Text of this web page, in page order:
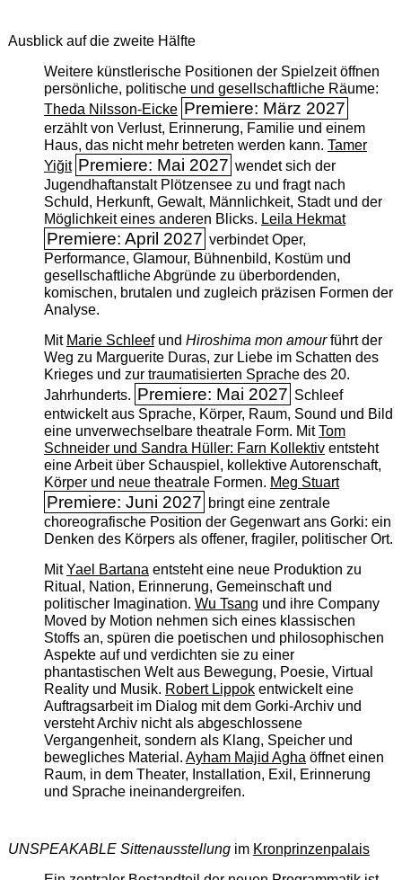
Ausblick auf die zweite Hälfte
Weitere künstlerische Positionen der Spielzeit öffnen
persönliche, politische und gesellschaftliche Räume:
Theda Nilsson-Eicke Premiere: März 2027
erzählt von Verlust, Erinnerung, Familie und einem
Haus, das nicht mehr betreten werden kann. Tamer
Yiğit Premiere: Mai 2027 wendet sich der
Jugendhaftanstalt Plötzensee zu und fragt nach
Schuld, Herkunft, Gewalt, Männlichkeit, Stadt und der
Möglichkeit eines anderen Blicks. Leila Hekmat
Premiere: April 2027 verbindet Oper,
Performance, Glamour, Bühnenbild, Kostüm und
gesellschaftliche Abgründe zu überbordenden,
komischen, brutalen und zugleich präzisen Formen der
Analyse.
Mit Marie Schleefund Hiroshima mon amourführt der
Weg zu Marguerite Duras, zur Liebe im Schatten des
Krieges und zur traumatisierten Sprache des 20.
Jahrhunderts. Premiere: Mai 2027 Schleef
entwickelt aus Sprache, Körper, Raum, Sound und Bild
eine unverwechselbare theatrale Form. MitTom
Schneider und Sandra Hüller: Farn Kollektiventsteht
eine Arbeit über Schauspiel, kollektive Autorenschaft,
Körper und neue theatrale Formen. Meg Stuart
Premiere: Juni 2027 bringt eine zentrale
choreografische Position der Gegenwart ans Gorki: ein
Denken des Körpers als offener, fragiler, politischer Ort.
MitYael Bartanaentsteht eine neue Produktion zu
Ritual, Nation, Erinnerung, Gemeinschaft und
politischer Imagination. Wu Tsang und ihre Company
Moved by Motion nehmen sich eines klassischen
Stoffs an, spüren die poetischen und philosophischen
Aspekte auf und verdichten sie zu einer
phantastischen Welt aus Bewegung, Poesie, Virtual
Reality und Musik. Robert Lippokentwickelt eine
Auftragsarbeit im Dialog mit dem Gorki-Archiv und
versteht Archiv nicht als abgeschlossene
Vergangenheit, sondern als Klang, Speicher und
bewegliches Material. Ayham Majid Aghaöffnet einen
Raum, in dem Theater, Installation, Exil, Erinnerung
und Sprache ineinandergreifen.
UNSPEAKABLE Sittenausstellungim Kronprinzenpalais